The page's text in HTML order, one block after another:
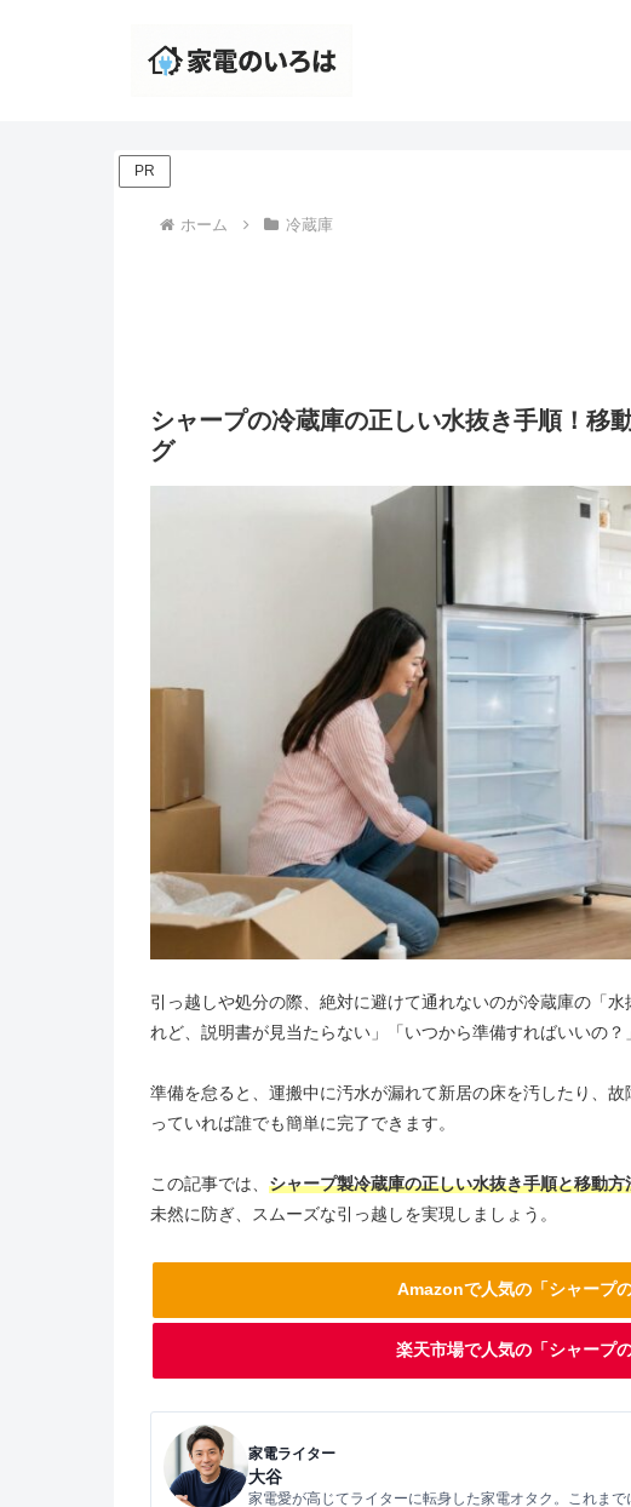
PR
ホーム 冷蔵庫
シャープの冷蔵庫の正しい水抜き手順！移
グ
引っ越しや処分の際、絶対に避けて通れないのが冷蔵庫の「
れど、説明書が見当たらない」「いつから準備すればいいの
準備を怠ると、運搬中に汚水が漏れて新居の床を汚したり、
っていれば誰でも簡単に完了できます。
この記事では、 シャープ製冷蔵庫の正しい水抜き手順と移動方
未然に防ぎ、スムーズな引っ越しを実現しましょう。
Amazonで人気の「シャープ
楽天市場で人気の「シャープ
家電ライター
大谷
家電愛が高じてライターに転身した家電オタク。これま